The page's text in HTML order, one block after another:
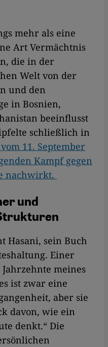
mehr als eine
Art Vermächtnis
die in der
Welt von der
und den
in Bosnien,
beeinflusst
schließlich in
11. September
Kampf gegen
nachwirkt.
und
Hasani, sein Buch
Einer
meines
ist zwar eine
aber sie
davon, wie ein
denkt.“ Die